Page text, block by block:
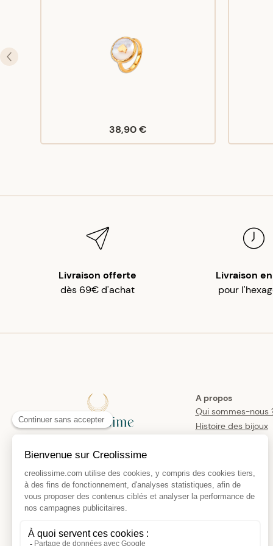
38,90 €
Livraison offerte
dès 69€ d'achat
Livraison
pour
A propos
Qui sommes-nous
Histoire des bijoux